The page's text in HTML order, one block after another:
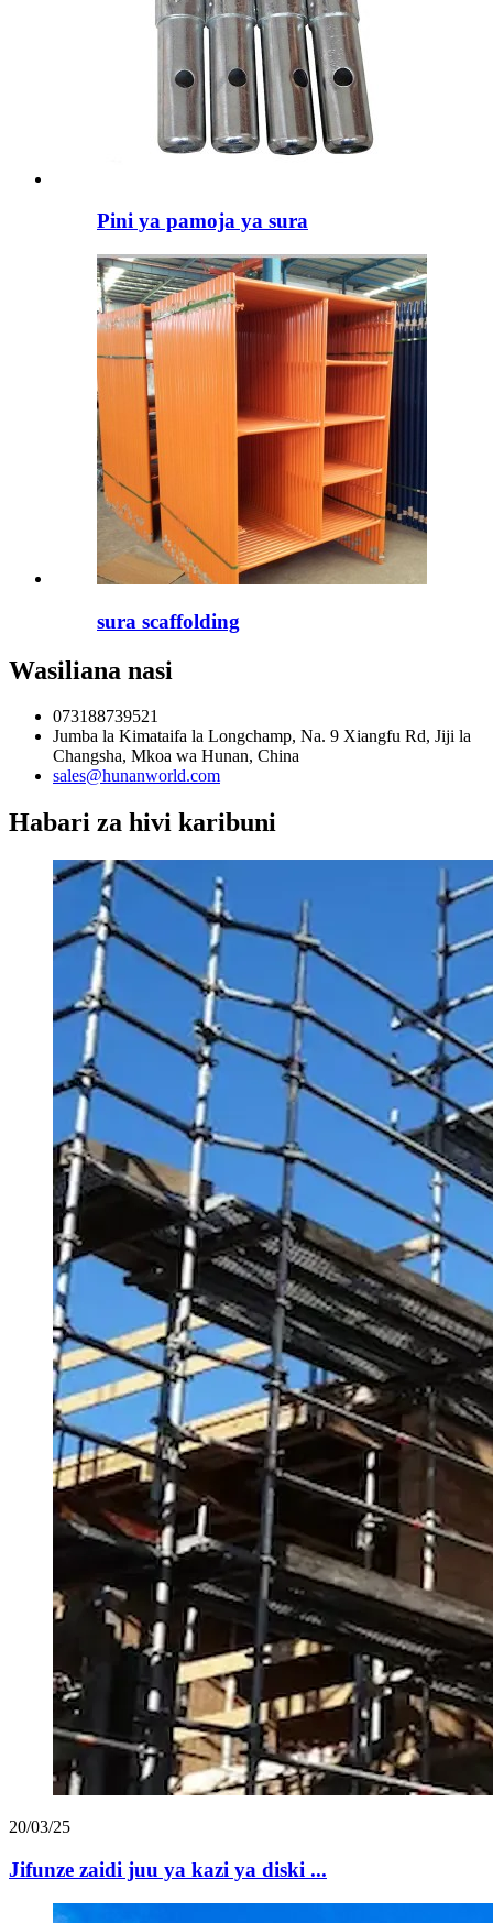
Pini ya pamoja ya sura
sura scaffolding
Wasiliana nasi
073188739521
Jumba la Kimataifa la Longchamp, Na. 9 Xiangfu Rd, Jiji la
Changsha, Mkoa wa Hunan, China
sales@hunanworld.com
Habari za hivi karibuni
20/03/25
Jifunze zaidi juu ya kazi ya diski ...